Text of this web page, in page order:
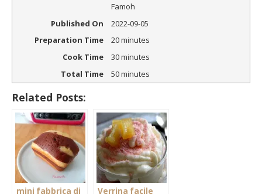
Famoh
Published On
2022-09-05
Preparation Time
20 minutes
Cook Time
30 minutes
Total Time
50 minutes
Related Posts:
mini fabbrica di
Verrina facile